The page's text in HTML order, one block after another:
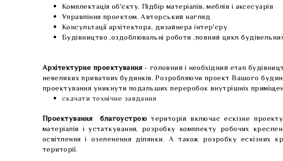
Комплектація об'єкту. Підбір матеріалів, меблів і аксесуарів
Управління проектом. Авторський нагляд
Консультації архітектора, дизайнера інтер'єру
Будівництво ,оздоблювальні роботи ,повний цикл
Архітектурне проектування - головний і необхідний етап
невеликих приватних будинків. Розробляючи проект Вашого
проектування уникнути подальших переробок внутрішніх
скачати технічне завдання
Проектування благоустроютериторій включає ескізне
матеріалів і устаткування, розробку комплекту робочих
освітлення і озеленення ділянки. А також розробку ескізних
території.